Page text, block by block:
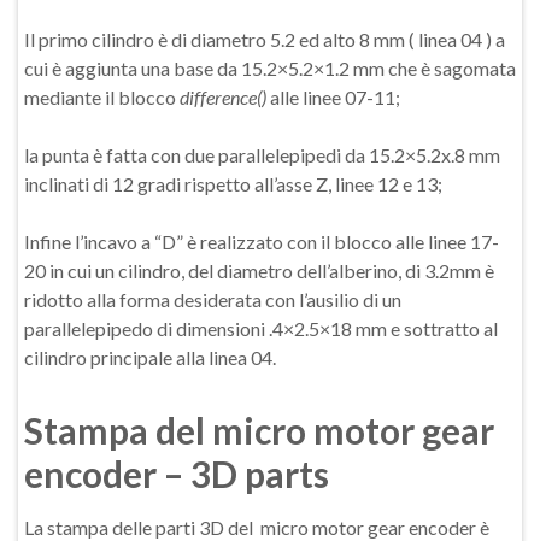
Il primo cilindro è di diametro 5.2 ed alto 8 mm ( linea 04 ) a
cui è aggiunta una base da 15.2×5.2×1.2 mm che è sagomata
mediante il blocco difference()alle linee 07-11;
la punta è fatta con due parallelepipedi da 15.2×5.2x.8 mm
inclinati di 12 gradi rispetto all’asse Z, linee 12 e 13;
Infine l’incavo a “D” è realizzato con il blocco alle linee 17-
20 in cui un cilindro, del diametro dell’alberino, di 3.2mm è
ridotto alla forma desiderata con l’ausilio di un
parallelepipedo di dimensioni .4×2.5×18 mm e sottratto al
cilindro principale alla linea 04.
Stampa del micro motor gear
encoder – 3D parts
La stampa delle parti 3D del micro motor gear encoder è